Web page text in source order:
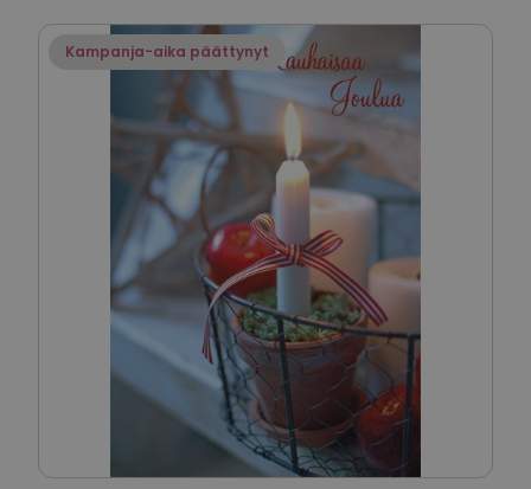
Kampanja-aika päättynyt